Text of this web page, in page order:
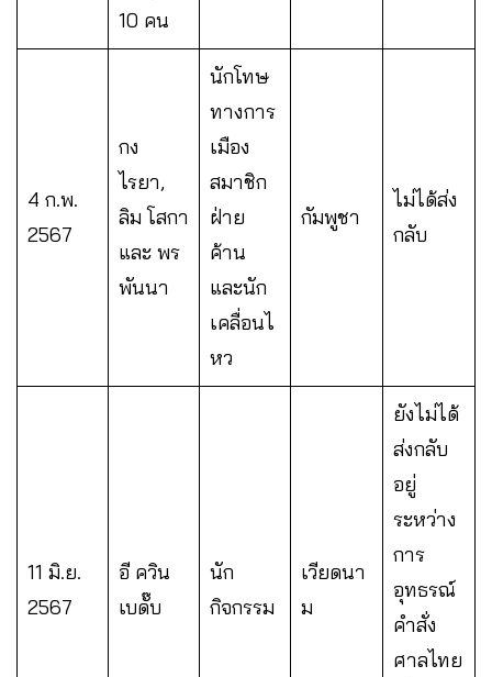
10 คน
4 ก.พ.
2567
กง
ไรยา,
ลิม โสกา
และ พร
พันนา
นักโทษ
ทางการ
เมือง
สมาชิก
ฝ่าย
ค้าน
และนัก
เคลื่อนไ
หว
กัมพูชา
ไม่ได้ส่ง
กลับ
11 มิ.ย.
2567
อี ควิน
เบดั๊บ
นัก
กิจกรรม
เวียดนา
ม
ยังไม่ได้
ส่งกลับ
อยู่
ระหว่าง
การ
อุทธรณ์
คำสั่ง
ศาลไทย